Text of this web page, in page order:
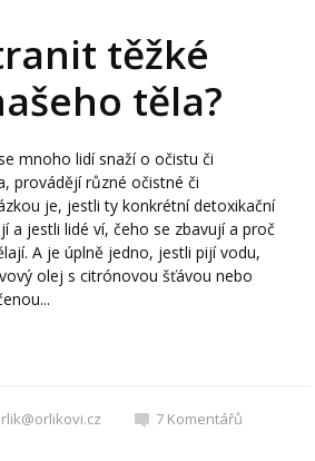
těžké
těla?
mnoho lidí snaží o očistu či
provádějí různé očistné či
je, jestli ty konkrétní detoxikační
a jestli lidé ví, čeho se zbavují a proč
A je úplně jedno, jestli pijí vodu,
olej s citrónovou šťávou nebo
7 Komentářů